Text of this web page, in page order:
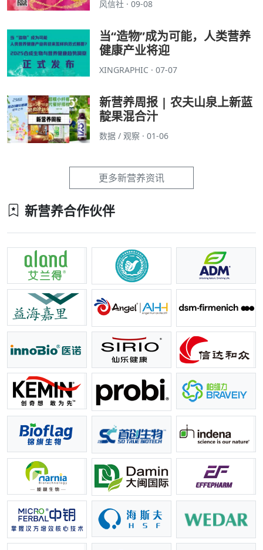
风信社 · 09-08
当“造物”成为可能，人类营养
健康产业将迎
XINGRAPHIC · 07-07
新营养周报 | 农夫山泉上新蓝
靛果混合汁
数据 / 观察 · 01-06
更多新营养资讯
新营养合作伙伴